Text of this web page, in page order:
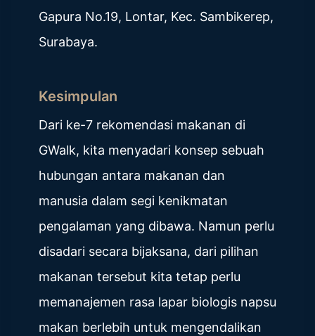
Gapura No.19, Lontar, Kec. Sambikerep,
Surabaya.
Kesimpulan
Dari ke-7 rekomendasi makanan di
GWalk, kita menyadari konsep sebuah
hubungan antara makanan dan
manusia dalam segi kenikmatan
pengalaman yang dibawa. Namun perlu
disadari secara bijaksana, dari pilihan
makanan tersebut kita tetap perlu
memanajemen rasa lapar biologis napsu
makan berlebih untuk mengendalikan